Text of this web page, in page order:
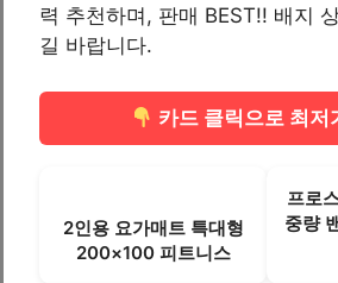
력 추천하며, 판매 BEST!! 배지
길 바랍니다.
카드 클릭으로 최저
2인용 요가매트 특대형
200×100 피트니스
프로
중량